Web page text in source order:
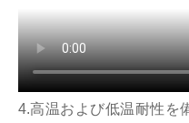
4.高温および低温耐性を